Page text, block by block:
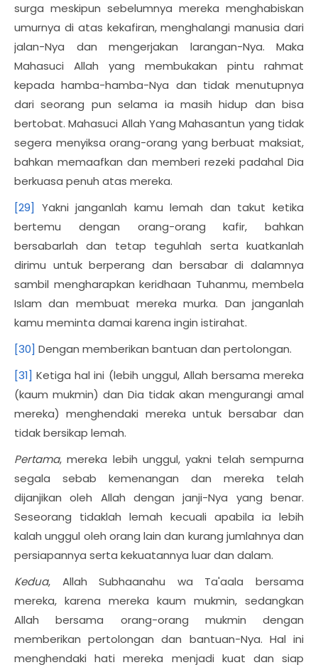
surga meskipun sebelumnya mereka menghabiskan
umurnya di atas kekafiran, menghalangi manusia dari
jalan-Nya dan mengerjakan larangan-Nya. Maka
Mahasuci Allah yang membukakan pintu rahmat
kepada hamba-hamba-Nya dan tidak menutupnya
dari seorang pun selama ia masih hidup dan bisa
bertobat. Mahasuci Allah Yang Mahasantun yang tidak
segera menyiksa orang-orang yang berbuat maksiat,
bahkan memaafkan dan memberi rezeki padahal Dia
berkuasa penuh atas mereka.
[29]
Yakni janganlah kamu lemah dan takut ketika
bertemu dengan orang-orang kafir, bahkan
bersabarlah dan tetap teguhlah serta kuatkanlah
dirimu untuk berperang dan bersabar di dalamnya
sambil mengharapkan keridhaan Tuhanmu, membela
Islam dan membuat mereka murka. Dan janganlah
kamu meminta damai karena ingin istirahat.
[30] Dengan memberikan bantuan dan pertolongan.
[31] Ketiga hal ini (lebih unggul, Allah bersama mereka
(kaum mukmin) dan Dia tidak akan mengurangi amal
mereka) menghendaki mereka untuk bersabar dan
tidak bersikap lemah.
Pertama, mereka lebih unggul, yakni telah sempurna
segala sebab kemenangan dan mereka telah
dijanjikan oleh Allah dengan janji-Nya yang benar.
Seseorang tidaklah lemah kecuali apabila ia lebih
kalah unggul oleh orang lain dan kurang jumlahnya dan
persiapannya serta kekuatannya luar dan dalam.
Kedua, Allah Subhaanahu wa Ta'aala bersama
mereka, karena mereka kaum mukmin, sedangkan
Allah bersama orang-orang mukmin dengan
memberikan pertolongan dan bantuan-Nya. Hal ini
menghendaki hati mereka menjadi kuat dan siap